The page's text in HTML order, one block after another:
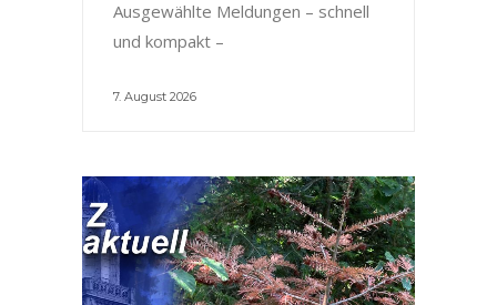
Ausgewählte Meldungen – schnell
und kompakt –
7. August 2026